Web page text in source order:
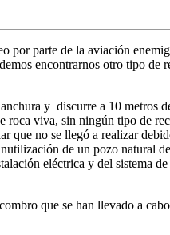
por parte de la aviación
encontrarnos otro tipo de
y discurre a 10 metros
roca viva, sin ningún tipo de
que no se llegó a realizar
de un pozo natural
eléctrica y del sistema
que se han llevado a